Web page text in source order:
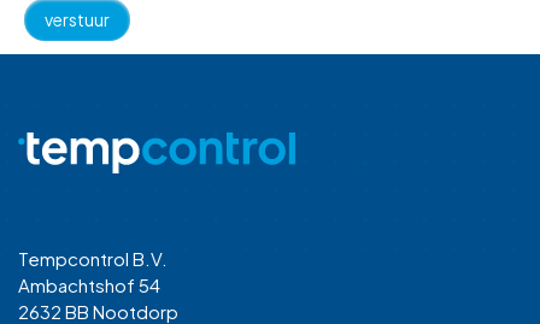
Tempcontrol B.V.
Ambachtshof 54
2632 BB Nootdorp